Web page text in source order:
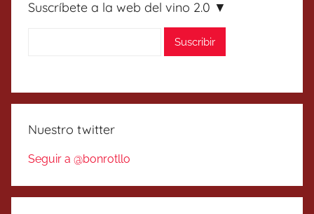
Suscríbete a la web del vino 2.0 ▼
Nuestro twitter
Seguir a @bonrotllo